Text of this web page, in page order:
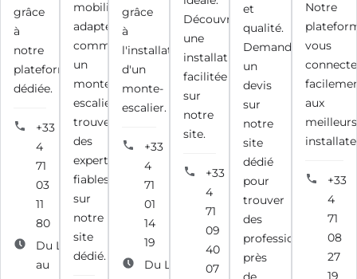
grâce
à
notre
plateforme
dédiée.
+33
4
71
03
11
80
Du Lundi
au
mobilité
adaptée
comme
un
monte-
escalier,
trouvez
des
experts
fiables
sur
notre
site
dédié.
grâce
à
l'installation
d'un
monte-
escalier.
+33
4
71
01
14
19
Du Lundi
Découvrez
une
installation
facilitée
sur
notre
site.
+33
4
71
09
40
07
et
qualité.
Demandez
un
devis
sur
notre
site
dédié
pour
trouver
des
professionnels
près
Notre
vous
connecte
aux
meilleurs
+33
4
71
08
27
19